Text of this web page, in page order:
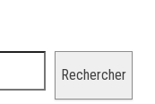
Rechercher